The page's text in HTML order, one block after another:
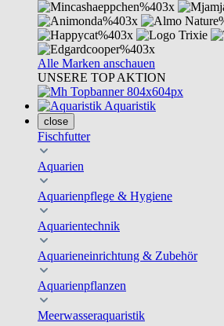
Alle Marken anschauen
UNSERE TOP AKTION
Aquaristik
close
Fischfutter
Aquarien
Aquarienpflege & Hygiene
Aquarientechnik
Aquarieneinrichtung & Zubehör
Aquarienpflanzen
Meerwasseraquaristik